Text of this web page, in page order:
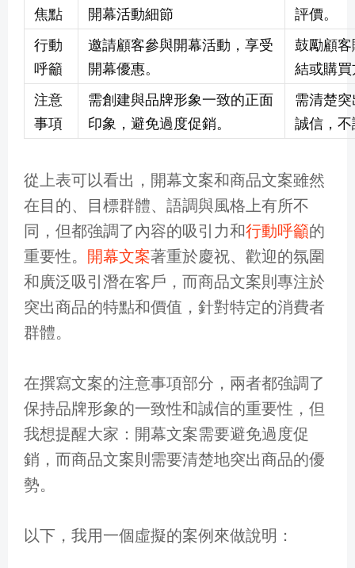
焦點
開幕活動細節
評價。
行動
呼籲
邀請顧客參與開幕活動，享受
開幕優惠。
鼓勵顧
結或購
注意
事項
需創建與品牌形象一致的正面
印象，避免過度促銷。
需清楚
誠信，
從上表可以看出，開幕文案和商品文案雖然
在目的、目標群體、語調與風格上有所不
同，但都強調了內容的吸引力和行動呼籲的
重要性。 開幕文案著重於慶祝、歡迎的氛圍
和廣泛吸引潛在客戶，而商品文案則專注於
突出商品的特點和價值，針對特定的消費者
群體。
在撰寫文案的注意事項部分，兩者都強調了
保持品牌形象的一致性和誠信的重要性，但
我想提醒大家：開幕文案需要避免過度促
銷，而商品文案則需要清楚地突出商品的優
勢。
以下，我用一個虛擬的案例來做說明：